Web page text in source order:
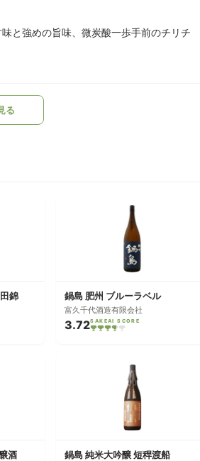
と強めの旨味、微炭酸一歩手前のチリチ
る
錦 鍋島 肥州 ブルーラベル
富久千代酒造有限会社
3.72SAKEAI SCORE
酒 鍋島 純米大吟醸 短稈渡船